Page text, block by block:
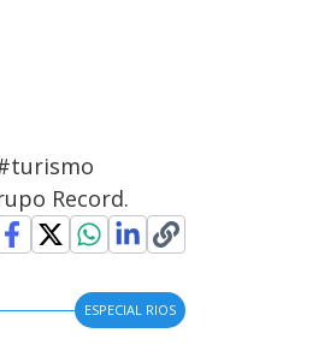
Record.
ESPECIAL RIOS